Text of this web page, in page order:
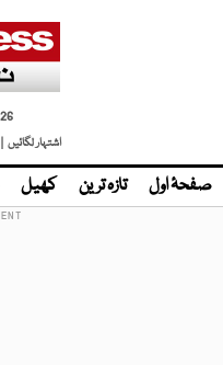
اشتہار لگائیں |
صفحۂ اول تازہ ترین کھیل